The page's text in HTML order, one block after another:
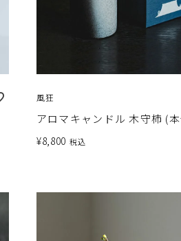
風狂
アロマキャンドル 木守柿 (
¥8,800 税込